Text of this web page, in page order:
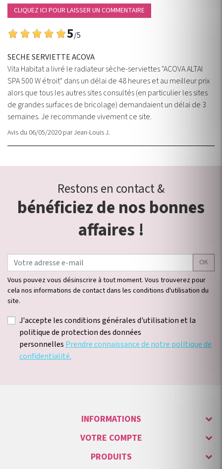
CLIQUEZ ICI POUR LAISSER UN COMMENTAIRE
5/5
SECHE SERVIETTE ACOVA
Vita Habitat a livré le radiateur sèche-serviettes "ACOVA ALTAI
SPA 500 W étroit" dans un délai de 48 heures et au meilleur prix
alors que tous les autres sites consultés (en particulier les sites
de grandes surfaces de bricolage) demandaient un délai de 3
semaines. Je recommande vivement ce site.
Avis du 06/05/2020 parJean-Louis J.
Restons en contact &
bénéficiez de nos bonnes
affaires !
OK
Vous pouvez vous désinscrire à tout moment. Vous trouverez pour
cela nos informations de contact dans les conditions d'utilisation du
site.
J'accepte les conditions générales d'utilisation et la
politique de protection des données
personnelles Prendre connaissance de notre politique de
confidentialité.
INFORMATIONS
VOTRE COMPTE
PRODUITS